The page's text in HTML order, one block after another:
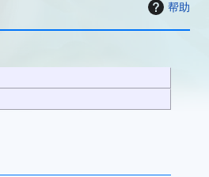
帮助